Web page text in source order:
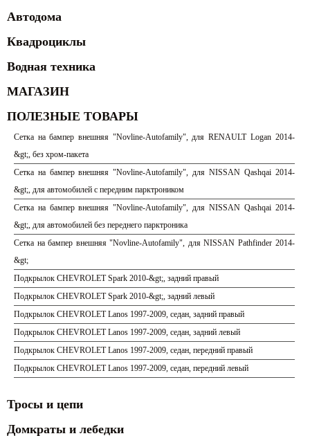
Автодома
Квадроциклы
Водная техника
МАГАЗИН
ПОЛЕЗНЫЕ ТОВАРЫ
Сетка на бампер внешняя "Novline-Autofamily", для RENAULT Logan 2014-
&gt;, без хром-пакета
Сетка на бампер внешняя "Novline-Autofamily", для NISSAN Qashqai 2014-
&gt;, для автомобилей с передним парктроником
Сетка на бампер внешняя "Novline-Autofamily", для NISSAN Qashqai 2014-
&gt;, для автомобилей без переднего парктроника
Сетка на бампер внешняя "Novline-Autofamily", для NISSAN Pathfinder 2014-
&gt;
Подкрылок CHEVROLET Spark 2010-&gt;, задний правый
Подкрылок CHEVROLET Spark 2010-&gt;, задний левый
Подкрылок CHEVROLET Lanos 1997-2009, седан, задний правый
Подкрылок CHEVROLET Lanos 1997-2009, седан, задний левый
Подкрылок CHEVROLET Lanos 1997-2009, седан, передний правый
Подкрылок CHEVROLET Lanos 1997-2009, седан, передний левый
Тросы и цепи
Домкраты и лебедки